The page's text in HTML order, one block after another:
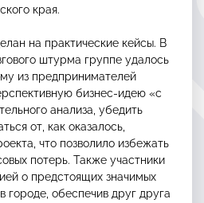
края.
на практические кейсы. В
штурма группе удалось
из предпринимателей
бизнес-идею «с
анализа, убедить
от, как оказалось,
что позволило избежать
потерь. Также участники
о предстоящих значимых
городе, обеспечив друг друга